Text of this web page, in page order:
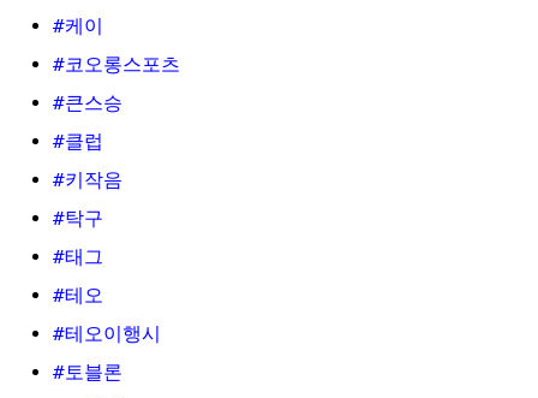
#케이
#코오롱스포츠
#큰스승
#클럽
#키작음
#탁구
#태그
#테오
#테오이행시
#토블론